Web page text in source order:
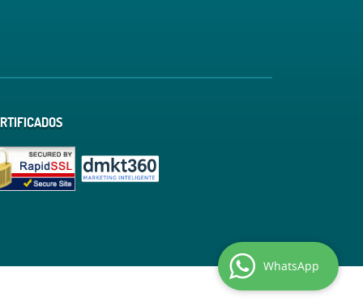
WhatsApp